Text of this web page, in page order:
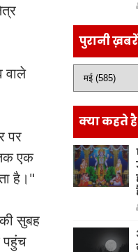
वाले
पर
एक
है।"
सुबह
पहुंच
पुरानी
क्या कहते है